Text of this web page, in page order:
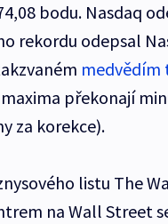
bodu. Nasdaq
rekordu odepsal
medvědím
překonají
za korekce).
listu The
na Wall Street